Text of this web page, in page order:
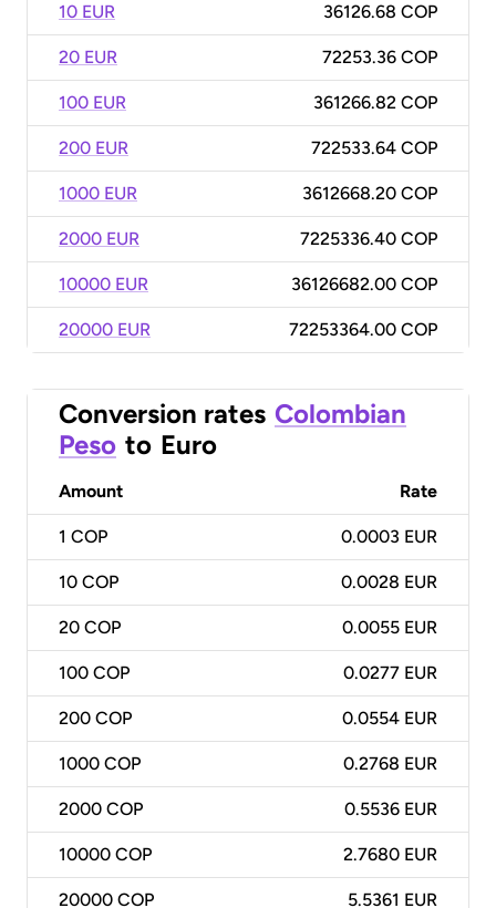
10 EUR 36126.68 COP
20 EUR 72253.36 COP
100 EUR 361266.82 COP
200 EUR 722533.64 COP
1000 EUR 3612668.20 COP
2000 EUR 7225336.40 COP
10000 EUR 36126682.00 COP
20000 EUR 72253364.00 COP
Conversion rates Colombian
Peso to Euro
Amount Rate
1 COP 0.0003 EUR
10 COP 0.0028 EUR
20 COP 0.0055 EUR
100 COP 0.0277 EUR
200 COP 0.0554 EUR
1000 COP 0.2768 EUR
2000 COP 0.5536 EUR
10000 COP 2.7680 EUR
20000 COP 5.5361 EUR